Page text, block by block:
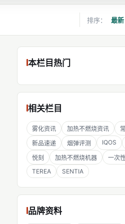
排序： 最新
本栏目热门
相关栏目
雾化资讯 加热不燃烧资讯
新品速递
烟弹评测 IQOS
悦刻
加热不燃烧机器
一次
TEREA
SENTIA
品牌资料